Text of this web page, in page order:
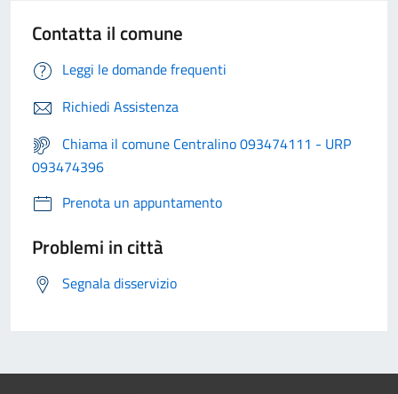
Contatta il comune
Leggi le domande frequenti
Richiedi Assistenza
Chiama il comune Centralino 093474111 - URP
093474396
Prenota un appuntamento
Problemi in città
Segnala disservizio